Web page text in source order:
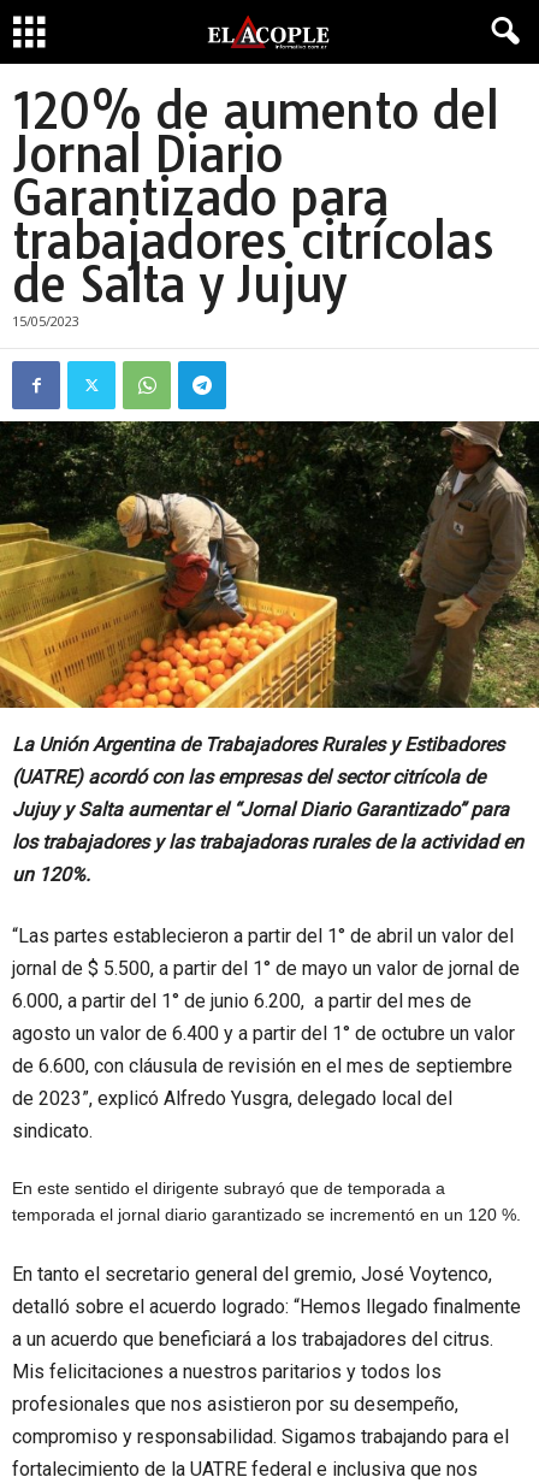
120% de aumento del
Jornal Diario
Garantizado para
trabajadores citrícolas
de Salta y Jujuy
15/05/2023
La Unión Argentina de Trabajadores Rurales y Estibadores
(UATRE) acordó con las empresas del sector citrícola de
Jujuy y Salta aumentar el “Jornal Diario Garantizado” para
los trabajadores y las trabajadoras rurales de la actividad en
un 120%.
“Las partes establecieron a partir del 1° de abril un valor del
jornal de $ 5.500, a partir del 1° de mayo un valor de jornal de
6.000, a partir del 1° de junio 6.200, a partir del mes de
agosto un valor de 6.400 y a partir del 1° de octubre un valor
de 6.600, con cláusula de revisión en el mes de septiembre
de 2023”, explicó Alfredo Yusgra, delegado local del
sindicato.
En este sentido el dirigente subrayó que de temporada a
temporada el jornal diario garantizado se incrementó en un 120 %.
En tanto el secretario general del gremio, José Voytenco,
detalló sobre el acuerdo logrado: “Hemos llegado finalmente
a un acuerdo que beneficiará a los trabajadores del citrus.
Mis felicitaciones a nuestros paritarios y todos los
profesionales que nos asistieron por su desempeño,
compromiso y responsabilidad. Sigamos trabajando para el
fortalecimiento de la UATRE federal e inclusiva que nos